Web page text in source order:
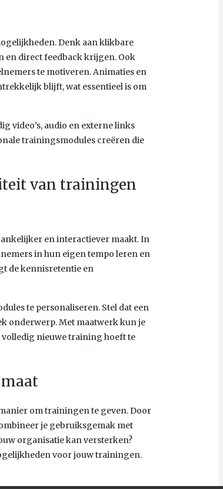
Denk aan klikbare
en direct feedback krijgen. Ook
te motiveren. Animaties en
blijft, wat essentieel is om
video’s, audio en externe links
trainingsmodules creëren die
van trainingen
en interactiever maakt. In
in hun eigen tempo leren en
de kennisretentie en
te personaliseren. Stel dat een
onderwerp. Met maatwerk kun je
volledig nieuwe training hoeft te
om trainingen te geven. Door
je gebruiksgemak met
organisatie kan versterken?
voor jouw trainingen.